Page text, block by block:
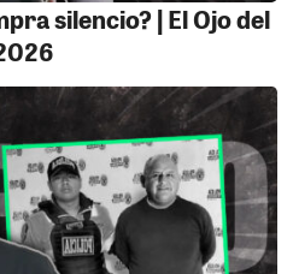
silencio? | El Ojo del